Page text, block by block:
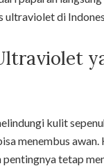
ultraviolet di
kulit
menembus
tetap